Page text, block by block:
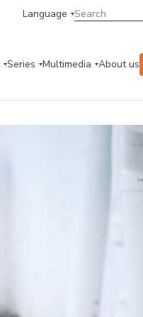
Language
Series Multimedia About us